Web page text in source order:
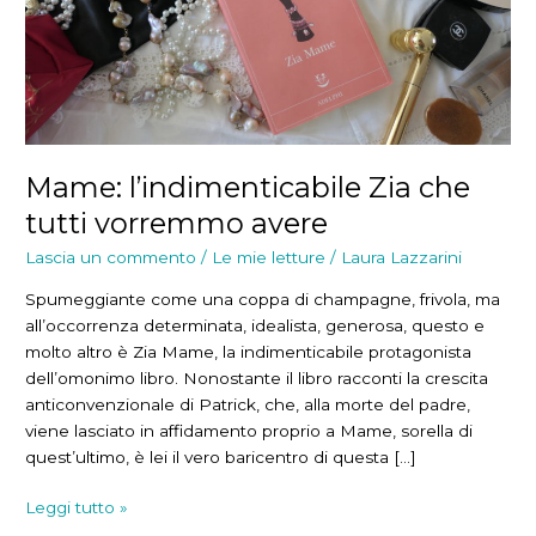
Mame: l’indimenticabile Zia che
tutti vorremmo avere
Lascia un commento / Le mie letture / Laura Lazzarini
Spumeggiante come una coppa di champagne, frivola, ma
all’occorrenza determinata, idealista, generosa, questo e
molto altro è Zia Mame, la indimenticabile protagonista
dell’omonimo libro. Nonostante il libro racconti la crescita
anticonvenzionale di Patrick, che, alla morte del padre,
viene lasciato in affidamento proprio a Mame, sorella di
quest’ultimo, è lei il vero baricentro di questa […]
Mame:
Leggi tutto »